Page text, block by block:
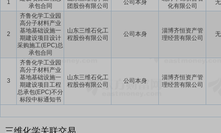
1
承包合同
团股份有限公司
公司本身
化有限公司
2
齐鲁化学工业园
高分子材料产业
基地基础设施一
期建设项目设计
采购施工(EPC)总
承包合同
山东三维石化工
程股份有限公司
公司本身
淄博齐恒资产管
理经营有限公司
3
齐鲁化学工业园
高分子材料产业
基地基础设施一
期建设项目工程
总承包(EPC)不分
标段中标通知书
山东三维石化工
程股份有限公司
公司本身
淄博齐恒资产管
理经营有限公司
三维化学关联交易